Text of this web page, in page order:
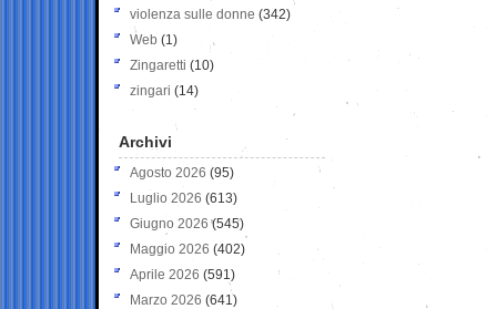
violenza sulle donne (342)
Web (1)
Zingaretti (10)
zingari (14)
Archivi
Agosto 2026 (95)
Luglio 2026 (613)
Giugno 2026 (545)
Maggio 2026 (402)
Aprile 2026 (591)
Marzo 2026 (641)